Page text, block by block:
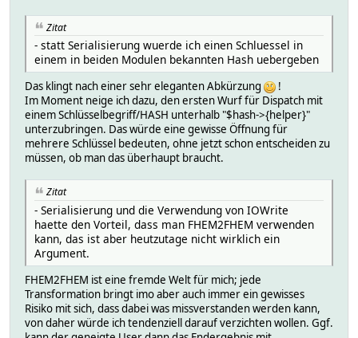
Zitat
- statt Serialisierung wuerde ich einen Schluessel in
einem in beiden Modulen bekannten Hash uebergeben
Das klingt nach einer sehr eleganten Abkürzung
!
Im Moment neige ich dazu, den ersten Wurf für Dispatch mit
einem Schlüsselbegriff/HASH unterhalb "$hash->{helper}"
unterzubringen. Das würde eine gewisse Öffnung für
mehrere Schlüssel bedeuten, ohne jetzt schon entscheiden zu
müssen, ob man das überhaupt braucht.
Zitat
- Serialisierung und die Verwendung von IOWrite
haette den Vorteil, dass man FHEM2FHEM verwenden
kann, das ist aber heutzutage nicht wirklich ein
Argument.
FHEM2FHEM ist eine fremde Welt für mich; jede
Transformation bringt imo aber auch immer ein gewisses
Risiko mit sich, dass dabei was missverstanden werden kann,
von daher würde ich tendenziell darauf verzichten wollen. Ggf.